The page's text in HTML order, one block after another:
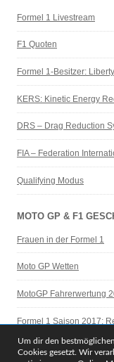
Formel 1 Livestream
F1 Quoten
Formel 1-Besitzer:
KERS: Kinetic Energy
DRS – Drag Reduction
FIA – Federation
Qualifying Modus
MOTO GP & F1
Frauen in der Formel 1
Moto GP Wetten
MotoGP Fahrerwertung
Formel 1 Saison 2017:
Legenden der F1
Um dir den
Cookies gesetzt. Wir